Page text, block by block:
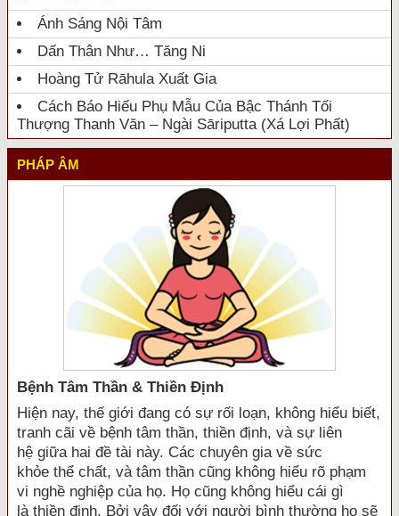
Ánh Sáng Nội Tâm
Dấn Thân Như… Tăng Ni
Hoàng Tử Rāhula Xuất Gia
Cách Báo Hiếu Phụ Mẫu Của Bậc Thánh Tối
Thượng Thanh Văn – Ngài Sāriputta (Xá Lợi Phất)
PHÁP ÂM
Bệnh Tâm Thần & Thiền Định
Hiện nay, thế giới đang có sự rối loạn, không hiểu biết,
tranh cãi về bệnh tâm thần, thiền định, và sự liên
hệ giữa hai đề tài này. Các chuyên gia về sức
khỏe thể chất, và tâm thần cũng không hiểu rõ phạm
vi nghề nghiệp của họ. Họ cũng không hiểu cái gì
là thiền định. Bởi vậy đối với người bình thường họ sẽ